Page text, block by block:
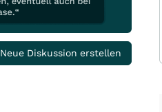
Neue Diskussion erstellen